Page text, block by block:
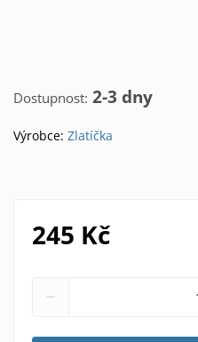
Dostupnost: 2-3 dny
Výrobce: Zlatíčka
245 Kč